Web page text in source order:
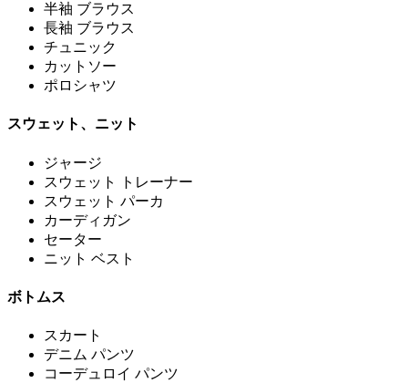
半袖 ブラウス
長袖 ブラウス
チュニック
カットソー
ポロシャツ
スウェット、ニット
ジャージ
スウェット トレーナー
スウェット パーカ
カーディガン
セーター
ニット ベスト
ボトムス
スカート
デニム パンツ
コーデュロイ パンツ